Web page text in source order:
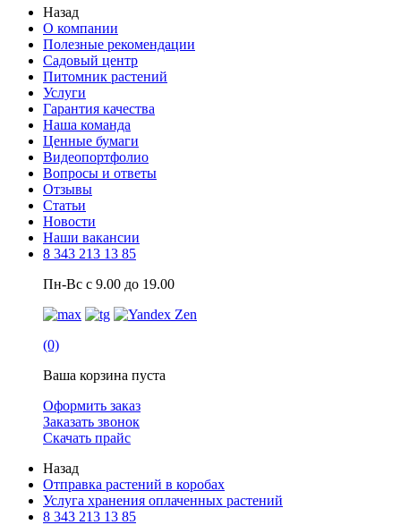
Назад
О компании
Полезные рекомендации
Садовый центр
Питомник растений
Услуги
Гарантия качества
Наша команда
Ценные бумаги
Видеопортфолио
Вопросы и ответы
Отзывы
Статьи
Новости
Наши вакансии
8 343 213 13 85
Пн-Вс с 9.00 до 19.00
(0)
Ваша корзина пуста
Оформить заказ
Заказать звонок
Скачать прайс
Назад
Отправка растений в коробах
Услуга хранения оплаченных растений
8 343 213 13 85